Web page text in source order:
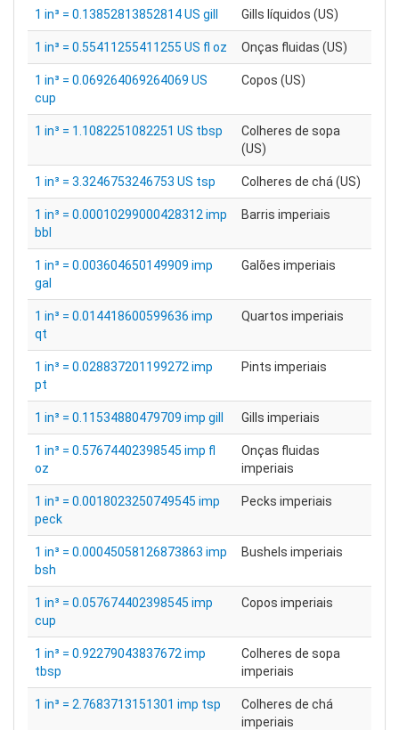
1 in³ = 0.13852813852814 US gill Gills líquidos (US)
1 in³ = 0.55411255411255 US fl oz Onças fluidas (US)
1 in³ = 0.069264069264069 US
cup
Copos (US)
1 in³ = 1.1082251082251 US tbsp
Colheres de sopa
(US)
1 in³ = 3.3246753246753 US tsp Colheres de chá (US)
1 in³ = 0.00010299000428312 imp
bbl
Barris imperiais
1 in³ = 0.003604650149909 imp
gal
Galões imperiais
1 in³ = 0.014418600599636 imp
qt
Quartos imperiais
1 in³ = 0.028837201199272 imp
pt
Pints imperiais
1 in³ = 0.11534880479709 imp gill Gills imperiais
1 in³ = 0.57674402398545 imp fl
oz
Onças fluidas
imperiais
1 in³ = 0.0018023250749545 imp
peck
Pecks imperiais
1 in³ = 0.00045058126873863 imp
bsh
Bushels imperiais
1 in³ = 0.057674402398545 imp
cup
Copos imperiais
1 in³ = 0.92279043837672 imp
tbsp
Colheres de sopa
imperiais
1 in³ = 2.7683713151301 imp tsp
Colheres de chá
imperiais